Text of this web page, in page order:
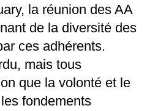
la réunion des AA
de la diversité des
ces adhérents.
mais tous
que la volonté et le
fondements